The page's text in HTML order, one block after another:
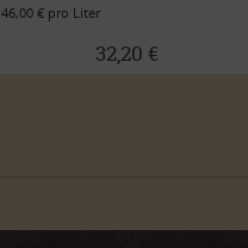
46,00 € pro Liter
32,20 €